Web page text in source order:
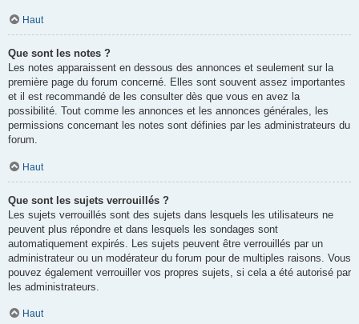
Haut
Que sont les notes ?
Les notes apparaissent en dessous des annonces et seulement sur la
première page du forum concerné. Elles sont souvent assez importantes
et il est recommandé de les consulter dès que vous en avez la
possibilité. Tout comme les annonces et les annonces générales, les
permissions concernant les notes sont définies par les administrateurs du
forum.
Haut
Que sont les sujets verrouillés ?
Les sujets verrouillés sont des sujets dans lesquels les utilisateurs ne
peuvent plus répondre et dans lesquels les sondages sont
automatiquement expirés. Les sujets peuvent être verrouillés par un
administrateur ou un modérateur du forum pour de multiples raisons. Vous
pouvez également verrouiller vos propres sujets, si cela a été autorisé par
les administrateurs.
Haut